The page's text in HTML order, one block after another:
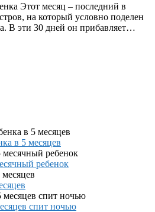
Этот месяц – последний в
на который условно поделен
В эти 30 дней он прибавляет…
в 5 месяцев
ребенок
спит ночью